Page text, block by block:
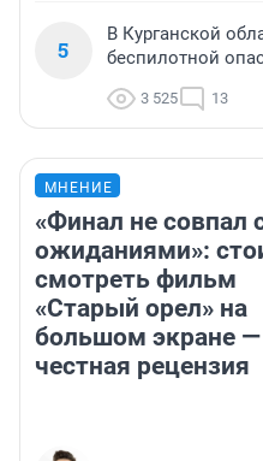
5
В Курганской
беспилотной
3 525 13
МНЕНИЕ
«Финал не совпал
ожиданиями»:
смотреть фильм
«Старый орел» на
большом экране —
честная рецензия